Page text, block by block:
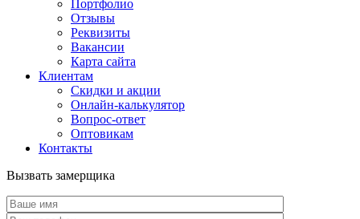
Портфолио
Отзывы
Реквизиты
Вакансии
Карта сайта
Клиентам
Скидки и акции
Онлайн-калькулятор
Вопрос-ответ
Оптовикам
Контакты
Вызвать замерщика